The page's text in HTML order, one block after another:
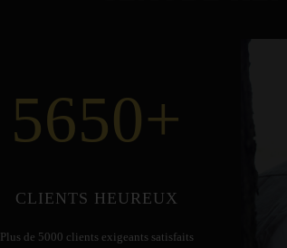
5650+
CLIENTS HEUREUX
Plus de 5000 clients exigeants satisfaits